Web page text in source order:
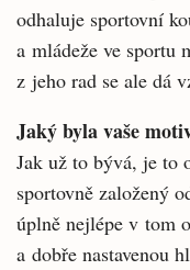
odhaluje sportovní
a mládeže ve sportu
z jeho rad se ale dá
Jaký byla vaše
Jak už to bývá, je to
sportovně založený
úplně nejlépe v tom
a dobře nastavenou